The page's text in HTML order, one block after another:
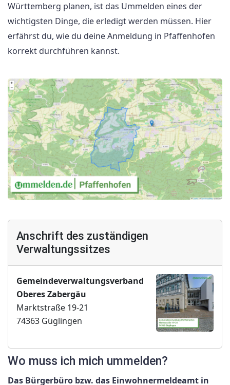
Württemberg planen, ist das Ummelden eines der
wichtigsten Dinge, die erledigt werden müssen. Hier
erfährst du, wie du deine Anmeldung in Pfaffenhofen
korrekt durchführen kannst.
Anschrift des zuständigen
Verwaltungssitzes
Gemeindeverwaltungsverband
Oberes Zabergäu
Marktstraße 19-21
74363 Güglingen
Wo muss ich mich ummelden?
Das Bürgerbüro bzw. das Einwohnermeldeamt in